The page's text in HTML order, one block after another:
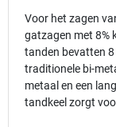
Voor het zagen
gatzagen met 8%
tanden bevatten
traditionele bi-
metaal en een
tandkeel zorgt